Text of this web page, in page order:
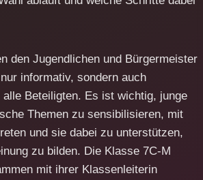
den Jugendlichen und Bürgermeister
informativ, sondern auch
Beteiligten. Es ist wichtig, junge
Themen zu sensibilisieren, mit
und sie dabei zu unterstützen,
zu bilden. Die Klasse 7C-M
mit ihrer Klassenleiterin